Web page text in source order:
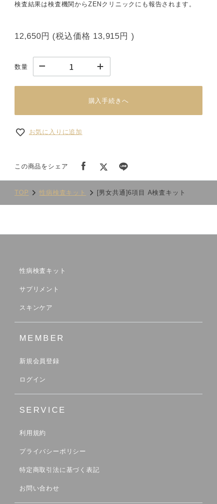
検査結果は検査機関からZENクリニックにも報告されます。
12,650円 (税込価格 13,915円 )
数量
購入手続きへ
お気に入りに追加
この商品をシェア
TOP 性病検査キット [男女共通]6項目 A検査キット
性病検査キット
サプリメント
スキンケア
MEMBER
新規会員登録
ログイン
SERVICE
利用規約
プライバシーポリシー
特定商取引法に基づく表記
お問い合わせ